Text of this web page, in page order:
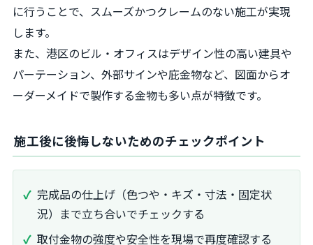
に行うことで、スムーズかつクレームのない施工が実現
します。
また、港区のビル・オフィスはデザイン性の高い建具や
パーテーション、外部サインや庇金物など、図面からオ
ーダーメイドで製作する金物も多い点が特徴です。
施工後に後悔しないためのチェックポイント
完成品の仕上げ（色つや・キズ・寸法・固定状
況）まで立ち合いでチェックする
取付金物の強度や安全性を現場で再度確認する